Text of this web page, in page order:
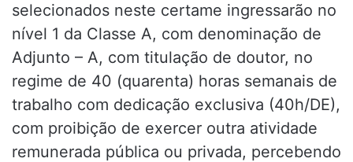
selecionados neste certame ingressarão no
nível 1 da Classe A, com denominação de
Adjunto – A, com titulação de doutor, no
regime de 40 (quarenta) horas semanais de
trabalho com dedicação exclusiva (40h/DE),
com proibição de exercer outra atividade
remunerada pública ou privada, percebendo